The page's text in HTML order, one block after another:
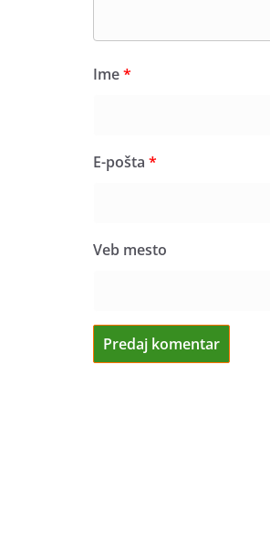
Ime*
E-pošta *
Veb mesto